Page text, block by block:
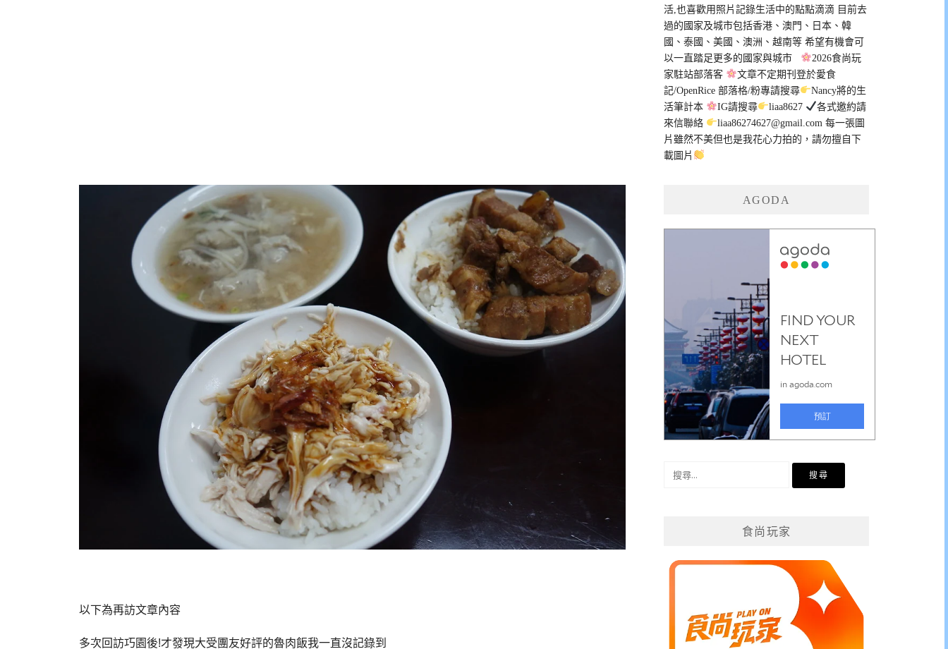
以下為再訪文章內容
多次回訪巧園後!才發現大受團友好評的魯肉飯我一直沒記錄到
活,也喜歡用照片記錄生活中的點點滴滴 目前去
過的國家及城市包括香港、澳門、日本、韓
國、泰國、美國、澳洲、越南等 希望有機會可
以一直踏足更多的國家與城市
2026食尚玩
家駐站部落客
文章不定期刊登於愛食
記/OpenRice 部落格/粉專請搜尋
Nancy將的生
活筆計本
IG請搜尋 liaa8627
各式邀約請
來信聯絡
liaa86274627@gmail.com 每一張圖
片雖然不美但也是我花心力拍的，請勿擅自下
載圖片
AGODA
食尚玩家